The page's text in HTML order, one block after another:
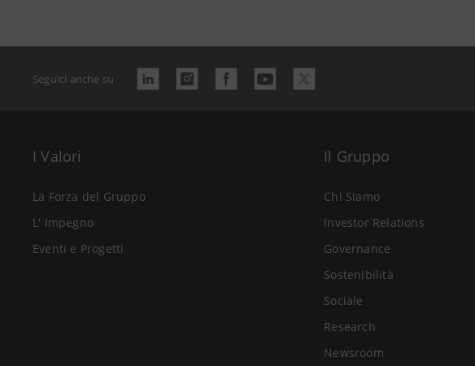
Seguici anche su
I Valori
La Forza del Gruppo
L' Impegno
Eventi e Progetti
Il Gruppo
Chi Siamo
Investor Relations
Governance
Sostenibilità
Sociale
Research
Newsroom